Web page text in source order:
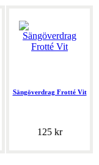
Sängöverdrag Frotté Vit
125 kr